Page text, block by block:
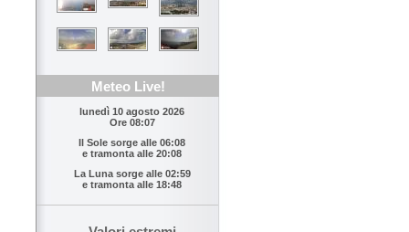
Meteo Live!
lunedì 10 agosto 2026
Ore 08:07
Il Sole sorge alle 06:08
e tramonta alle 20:08
La Luna sorge alle 02:59
e tramonta alle 18:48